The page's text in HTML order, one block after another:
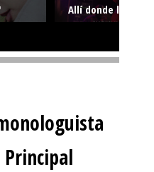
Allí donde la